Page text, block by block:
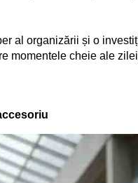
al organizării și o
momentele cheie ale